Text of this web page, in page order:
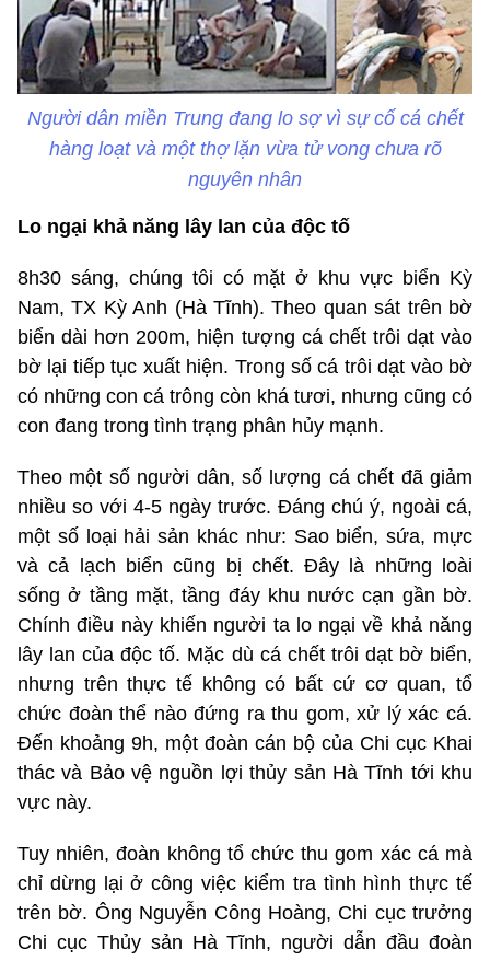
Người dân miền Trung đang lo sợ vì sự cố cá chết
hàng loạt và một thợ lặn vừa tử vong chưa rõ
nguyên nhân
Lo ngại khả năng lây lan của độc tố
8h30 sáng, chúng tôi có mặt ở khu vực biển Kỳ
Nam, TX Kỳ Anh (Hà Tĩnh). Theo quan sát trên bờ
biển dài hơn 200m, hiện tượng cá chết trôi dạt vào
bờ lại tiếp tục xuất hiện. Trong số cá trôi dạt vào bờ
có những con cá trông còn khá tươi, nhưng cũng có
con đang trong tình trạng phân hủy mạnh.
Theo một số người dân, số lượng cá chết đã giảm
nhiều so với 4-5 ngày trước. Đáng chú ý, ngoài cá,
một số loại hải sản khác như: Sao biển, sứa, mực
và cả lạch biển cũng bị chết. Đây là những loài
sống ở tầng mặt, tầng đáy khu nước cạn gần bờ.
Chính điều này khiến người ta lo ngại về khả năng
lây lan của độc tố. Mặc dù cá chết trôi dạt bờ biển,
nhưng trên thực tế không có bất cứ cơ quan, tổ
chức đoàn thể nào đứng ra thu gom, xử lý xác cá.
Đến khoảng 9h, một đoàn cán bộ của Chi cục Khai
thác và Bảo vệ nguồn lợi thủy sản Hà Tĩnh tới khu
vực này.
Tuy nhiên, đoàn không tổ chức thu gom xác cá mà
chỉ dừng lại ở công việc kiểm tra tình hình thực tế
trên bờ. Ông Nguyễn Công Hoàng, Chi cục trưởng
Chi cục Thủy sản Hà Tĩnh, người dẫn đầu đoàn